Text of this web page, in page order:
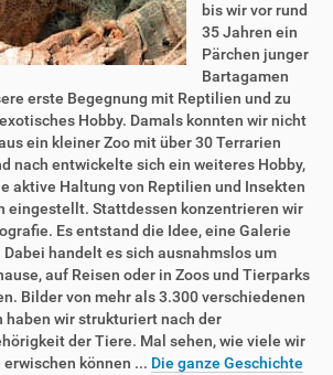
bis wir vor rund
35 Jahren ein
Pärchen junger
Bartagamen
erste Begegnung mit Reptilien und zu
Hobby. Damals konnten wir nicht
ein kleiner Zoo mit über 30 Terrarien
nach entwickelte sich ein weiteres Hobby,
aktive Haltung von Reptilien und Insekten
eingestellt. Stattdessen konzentrieren wir
Es entstand die Idee, eine Galerie
handelt es sich ausnahmslos um
auf Reisen oder in Zoos und Tierparks
Bilder von mehr als 3.300 verschiedenen
haben wir strukturiert nach der
der Tiere. Mal sehen, wie viele wir
können ... Die ganze Geschichte